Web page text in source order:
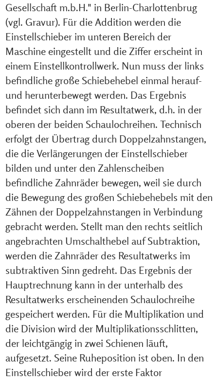
Gesellschaft m.b.H." in Berlin-Charlottenbrug
(vgl. Gravur). Für die Addition werden die
Einstellschieber im unteren Bereich der
Maschine eingestellt und die Ziffer erscheint in
einem Einstellkontrollwerk. Nun muss der links
befindliche große Schiebehebel einmal herauf-
und herunterbewegt werden. Das Ergebnis
befindet sich dann im Resultatwerk, d.h. in der
oberen der beiden Schaulochreihen. Technisch
erfolgt der Übertrag durch Doppelzahnstangen,
die die Verlängerungen der Einstellschieber
bilden und unter den Zahlenscheiben
befindliche Zahnräder bewegen, weil sie durch
die Bewegung des großen Schiebehebels mit den
Zähnen der Doppelzahnstangen in Verbindung
gebracht werden. Stellt man den rechts seitlich
angebrachten Umschalthebel auf Subtraktion,
werden die Zahnräder des Resultatwerks im
subtraktiven Sinn gedreht. Das Ergebnis der
Hauptrechnung kann in der unterhalb des
Resultatwerks erscheinenden Schaulochreihe
gespeichert werden. Für die Multiplikation und
die Division wird der Multiplikationsschlitten,
der leichtgängig in zwei Schienen läuft,
aufgesetzt. Seine Ruheposition ist oben. In den
Einstellschieber wird der erste Faktor